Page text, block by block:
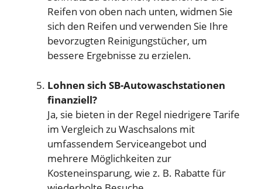
Reifen von oben nach unten, widmen Sie
sich den Reifen und verwenden Sie Ihre
bevorzugten Reinigungstücher, um
bessere Ergebnisse zu erzielen.
Lohnen sich SB-Autowaschstationen
finanziell?
Ja, sie bieten in der Regel niedrigere Tarife
im Vergleich zu Waschsalons mit
umfassendem Serviceangebot und
mehrere Möglichkeiten zur
Kosteneinsparung, wie z. B. Rabatte für